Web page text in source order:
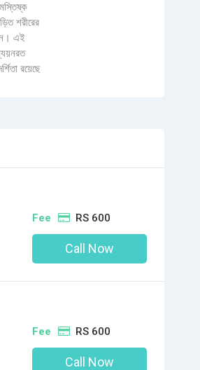
শরীরের
এই
রয়েছে
Fee RS 600
Call Now
Fee RS 600
Call Now